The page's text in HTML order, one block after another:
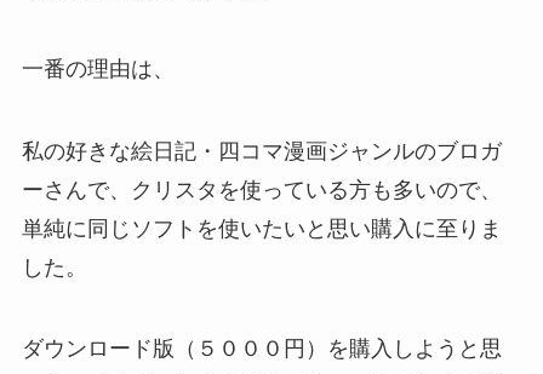
一番の理由は、
私の好きな絵日記・四コマ漫画ジャンルのブロガ
ーさんで、クリスタを使っている方も多いので、
単純に同じソフトを使いたいと思い購入に至りま
した。
ダウンロード版（５０００円）を購入しようと思